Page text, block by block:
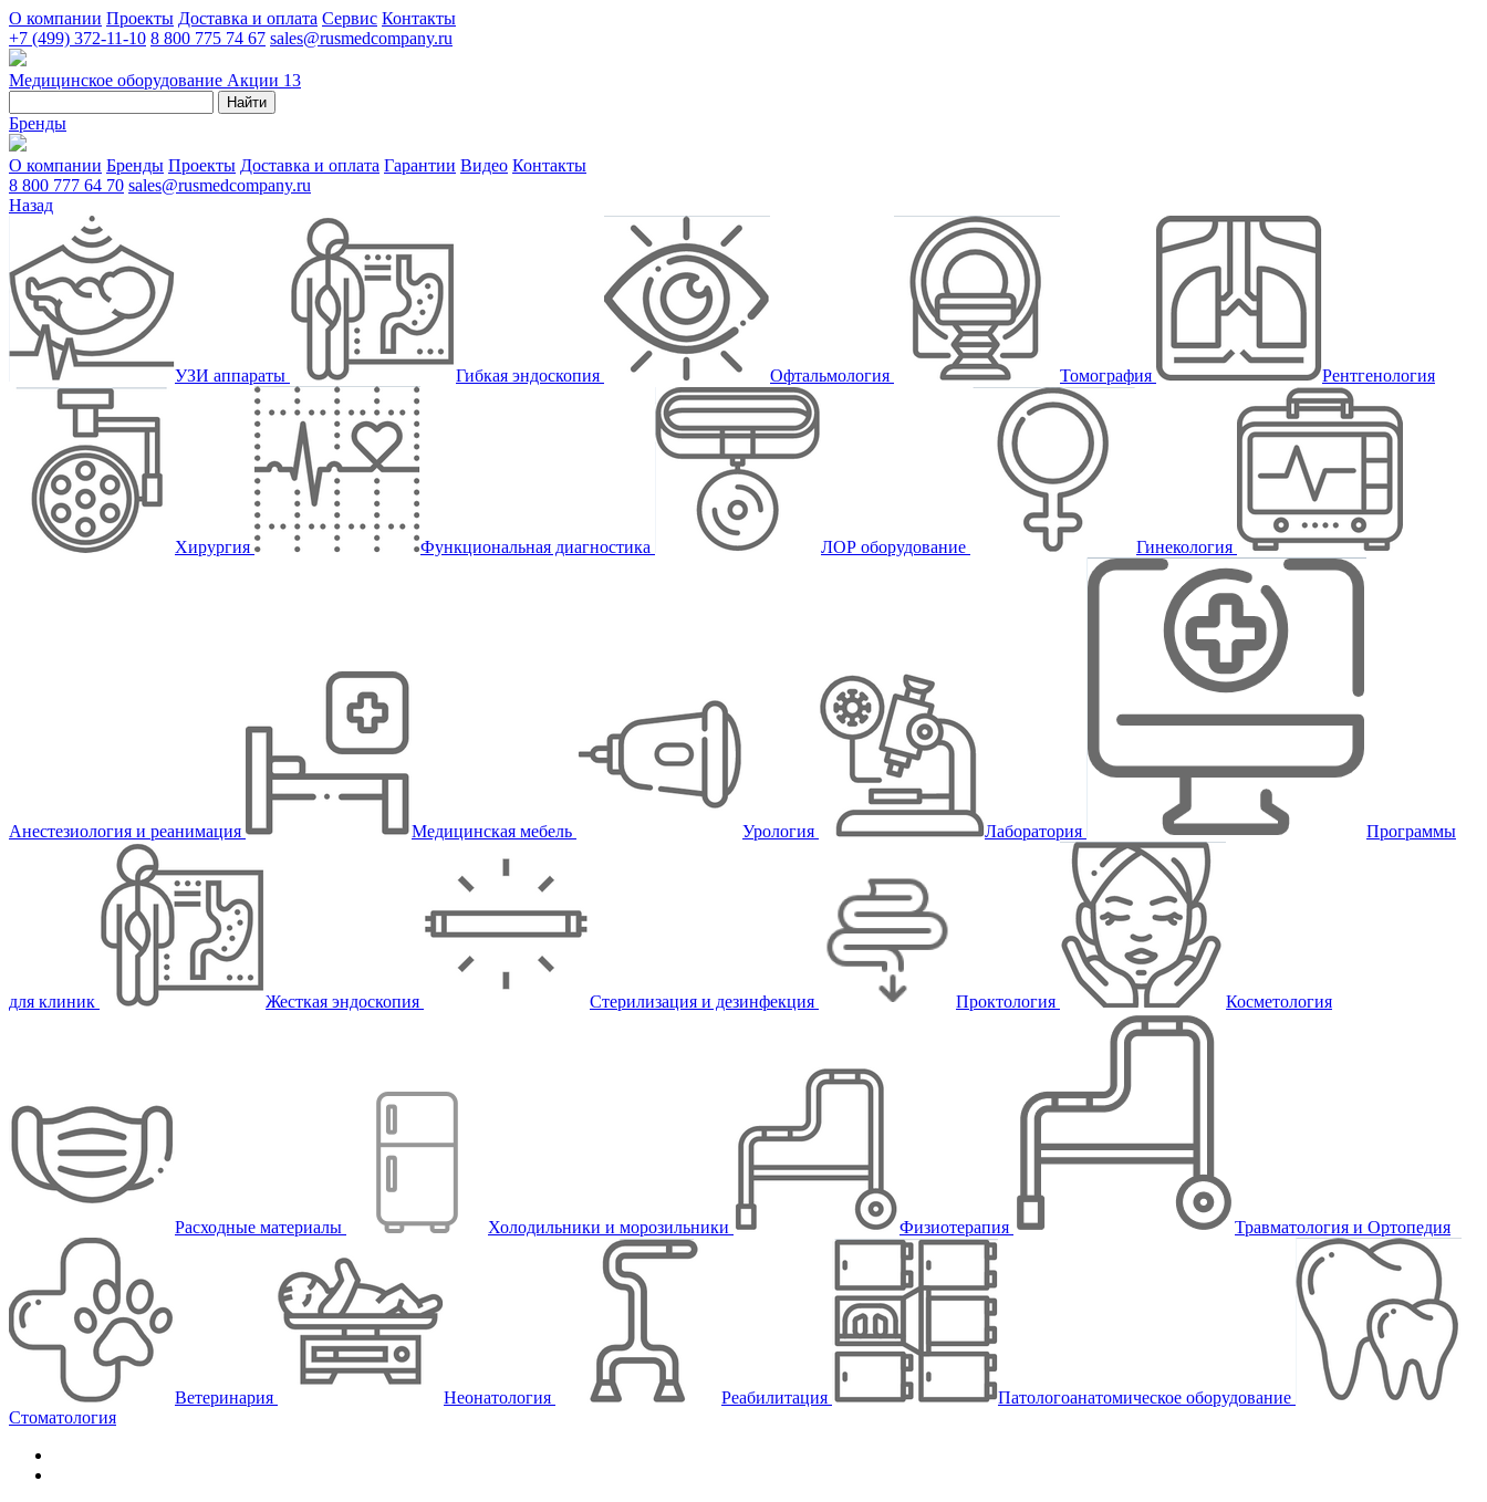
О компании Проекты Доставка и оплата Сервис Контакты
+7 (499) 372-11-10 8 800 775 74 67 sales@rusmedcompany.ru
Медицинское оборудование Акции 13
Найти
Бренды
О компании Бренды Проекты Доставка и оплата Гарантии Видео Контакты
8 800 777 64 70 sales@rusmedcompany.ru
Назад
УЗИ аппараты Гибкая эндоскопия Офтальмология Томография Рентгенология
Хирургия Функциональная диагностика ЛОР оборудование Гинекология
Анестезиология и реанимация Медицинская мебель Урология Лаборатория Программы
для клиник Жесткая эндоскопия Стерилизация и дезинфекция Проктология Косметология
Расходные материалы Холодильники и морозильники Физиотерапия Травматология и Ортопедия
Ветеринария Неонатология Реабилитация
Патологоанатомическое оборудование
Стоматология